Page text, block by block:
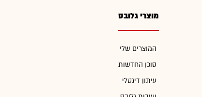
מוצרי גלובס
המוצרים שלי
סוכן החדשות
עיתון דיגטלי